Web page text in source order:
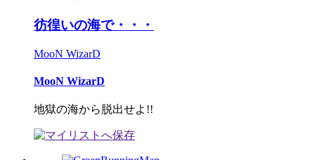
彷徨いの海で・・・
MooN WizarD
MooN WizarD
地獄の海から脱出せよ!!